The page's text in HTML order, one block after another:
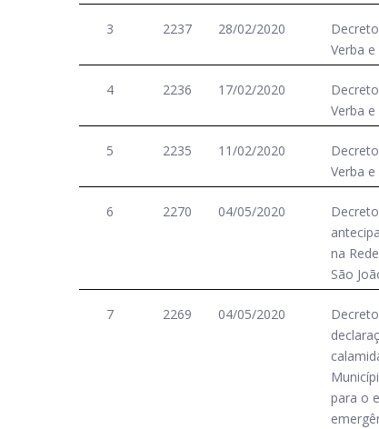
3 2237 28/02/2020
Verba
4 2236 17/02/2020
Verba
5 2235 11/02/2020
Verba
6 2270 04/05/2020
na
São
7 2269 04/05/2020
para o